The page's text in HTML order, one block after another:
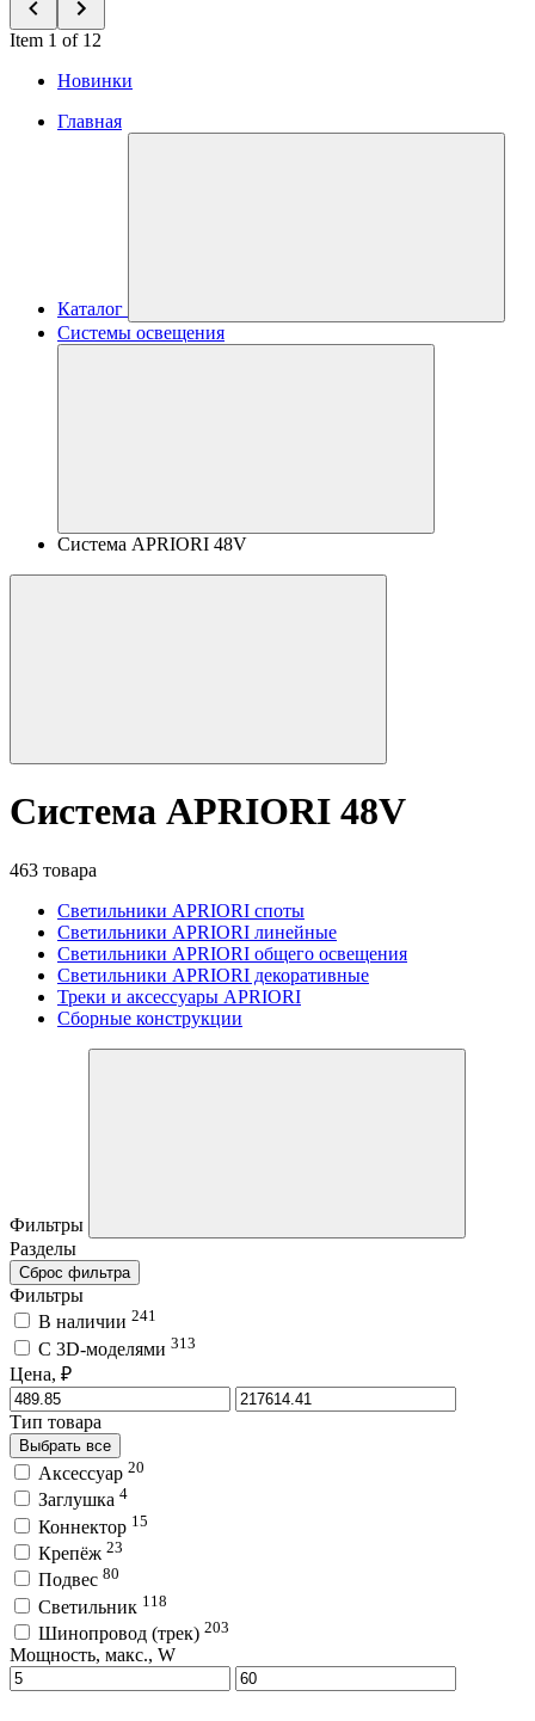
Item 1 of 12
Новинки
Главная
Каталог
Системы освещения
Система APRIORI 48V
Система APRIORI 48V
463 товара
Светильники APRIORI споты
Светильники APRIORI линейные
Светильники APRIORI общего освещения
Светильники APRIORI декоративные
Треки и аксессуары APRIORI
Сборные конструкции
Фильтры
Разделы
Сброс фильтра
Фильтры
В наличии 241
C 3D-моделями 313
Цена, ₽
Тип товара
Выбрать все
Аксессуар 20
Заглушка 4
Коннектор 15
Крепёж 23
Подвес 80
Светильник 118
Шинопровод (трек) 203
Мощность, макс., W